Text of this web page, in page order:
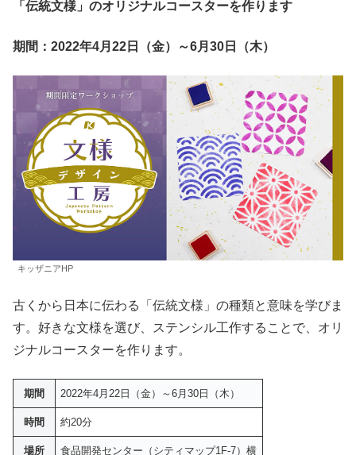
「伝統文様」のオリジナルコースターを作ります
期間：2022年4月22日（金）～6月30日（木）
キッザニアHP
古くから日本に伝わる「伝統文様」の種類と意味を学びま
す。好きな文様を選び、ステンシル工作することで、オリ
ジナルコースターを作ります。
期間 2022年4月22日（金）～6月30日（木）
時間 約20分
場所 食品開発センター（シティマップ1F-7）横